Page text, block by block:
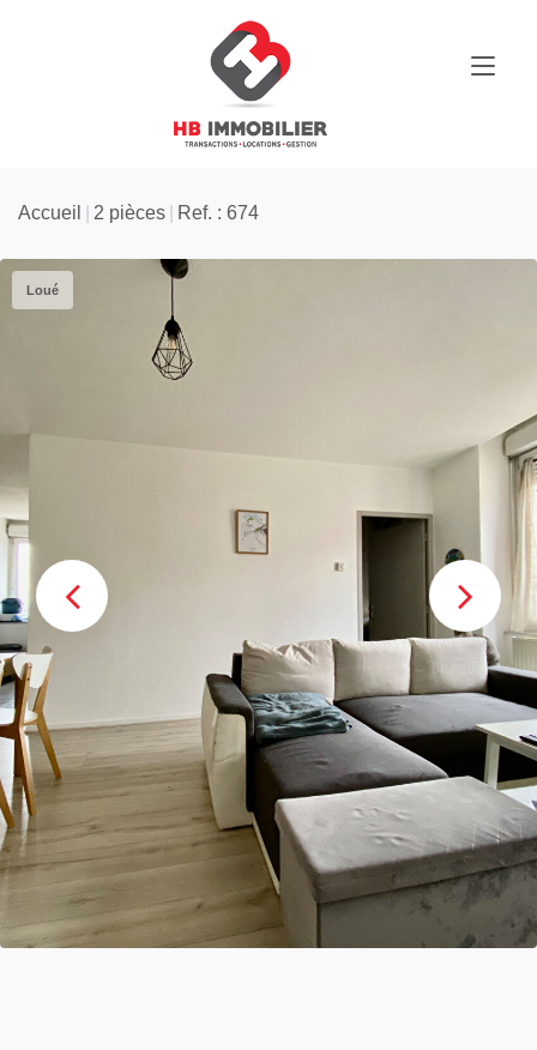
Accueil 2 pièces Ref. : 674
Loué